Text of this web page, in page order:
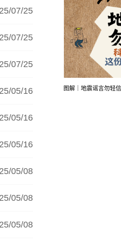
07/25
07/25
07/25
05/16
05/16
05/16
05/08
05/08
05/08
图解｜地震谣言勿轻